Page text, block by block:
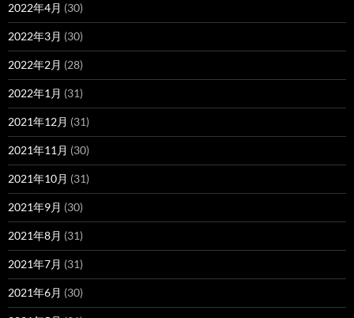
2022年4月 (30)
2022年3月 (30)
2022年2月 (28)
2022年1月 (31)
2021年12月 (31)
2021年11月 (30)
2021年10月 (31)
2021年9月 (30)
2021年8月 (31)
2021年7月 (31)
2021年6月 (30)